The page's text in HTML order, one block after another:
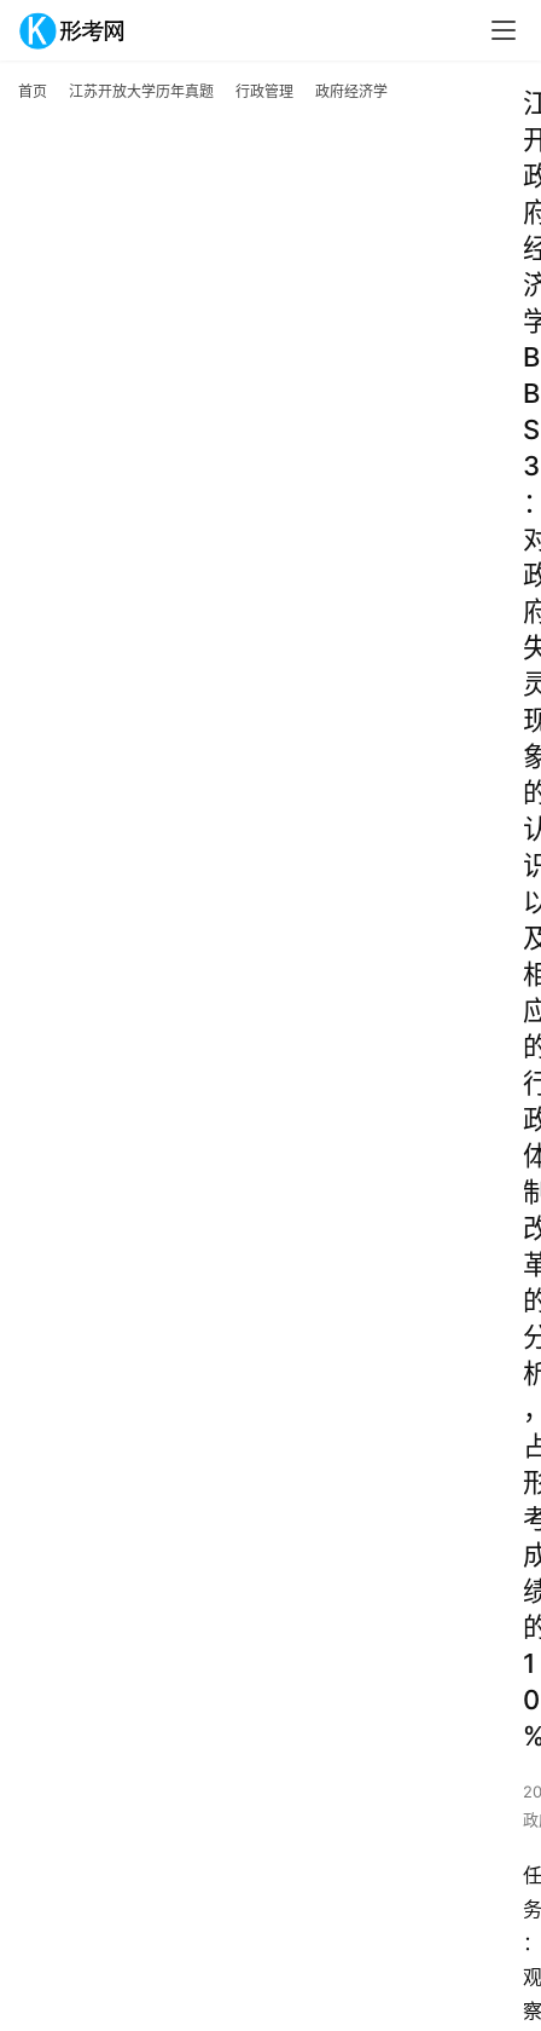
首页 江苏开放大学历年真题 行政管理 政府经济学
B
B
S
3
1
0
任
务
：
观
察